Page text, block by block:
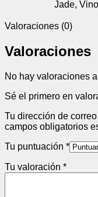
Jade,
Valoraciones (0)
Valoraciones
No hay valoraciones
Sé el primero en
Tu dirección de
campos obligatorios
Tu puntuación *
Tu valoración *